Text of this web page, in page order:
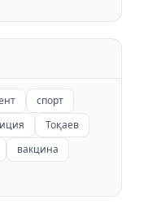
спорт
Тоқаев
вакцина